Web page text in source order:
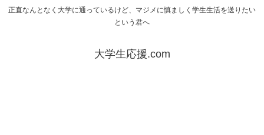
正直なんとなく大学に通っているけど、マジメに慎ましく学生生活を送りたい
という君へ
大学生応援.com